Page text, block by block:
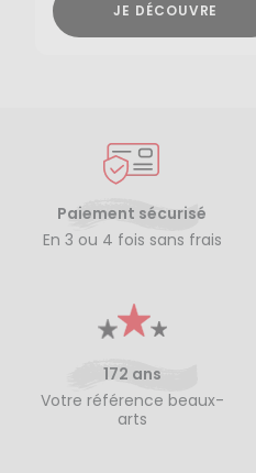
JE DÉCOUVRE
Paiement sécurisé
En 3 ou 4 fois sans frais
172 ans
Votre référence beaux-
arts